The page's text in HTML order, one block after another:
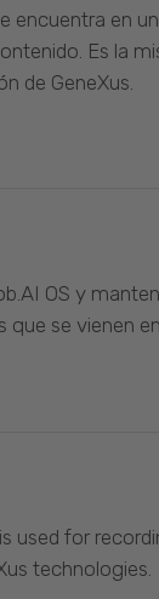
encuentra en
Es la
de GeneXus.
OS y
se vienen
used for
technologies.